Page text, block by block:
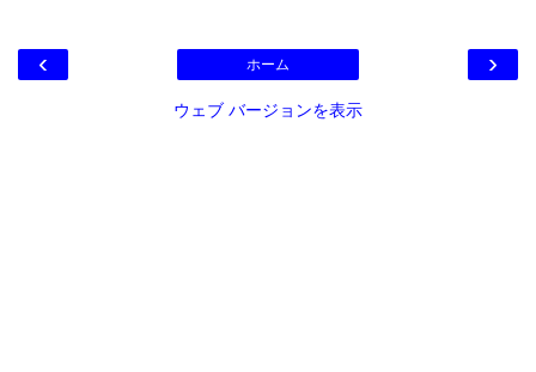
‹ ›
ホーム
ウェブ バージョンを表示